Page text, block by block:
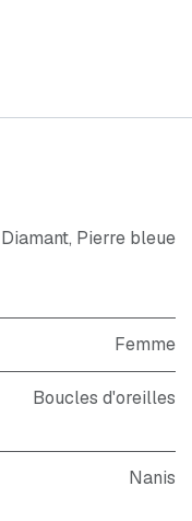
Diamant, Pierre bleue
Femme
Boucles d'oreilles
Nanis